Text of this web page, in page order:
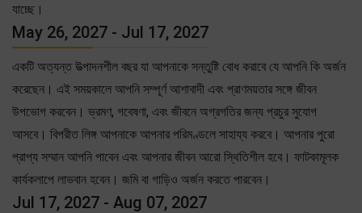
যাচ্ছে।
May 26, 2027 - Jul 17, 2027
একটি অত্যন্ত উত্পাদনশীল বছর যা আপনাকে সন্তুষ্টি বোধ করাবে যে আপনি কি অর্জন
করেছেন। এই সময়কালে আপনি সম্পূর্ণ আশাবাদী এবং প্রাণময়তার সঙ্গে জীবন
উপভোগ করবেন। ভ্রমণ, গবেষণা, এবং জীবনে অগ্রগতির জন্য প্রচুর সুযোগ
আসবে। বিপরীত লিঙ্গ আপনাকে আপনার পরিমণ্ডলে সাহায্য করবে। আপনার পুরো
প্রাপ্য সম্মান আপনি পাবেন এবং আপনার জীবন আরো স্থিতিশীল হবে। ফাটকামূলক
কার্যকলাপে লাভবান হবেন। জমি বা গাড়িও অর্জন করতে পারবেন।
Jul 17, 2027 - Aug 07, 2027